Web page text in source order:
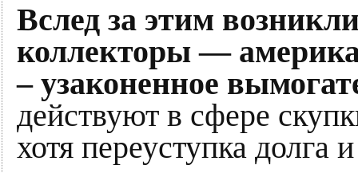
Вслед за этим
коллекторы —
– узаконенное
действуют в сфере
хотя переуступка долга